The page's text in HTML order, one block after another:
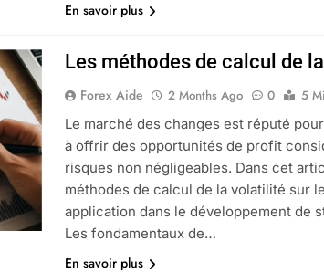
En savoir plus
Les méthodes de calcul de
Forex Aide 2 Months Ago 0
5
Le marché des changes est réputé
à offrir des opportunités de profit
risques non négligeables. Dans cet
méthodes de calcul de la volatilité sur
application dans le développement de
Les fondamentaux de…
En savoir plus